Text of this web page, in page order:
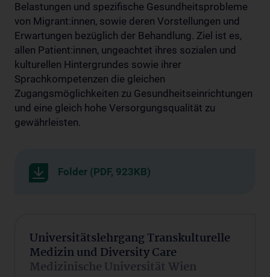
Belastungen und spezifische Gesundheitsprobleme
von Migrant:innen, sowie deren Vorstellungen und
Erwartungen bezüglich der Behandlung. Ziel ist es,
allen Patient:innen, ungeachtet ihres sozialen und
kulturellen Hintergrundes sowie ihrer
Sprachkompetenzen die gleichen
Zugangsmöglichkeiten zu Gesundheitseinrichtungen
und eine gleich hohe Versorgungsqualität zu
gewährleisten.
Folder (PDF, 923KB)
Universitätslehrgang Transkulturelle
Medizin und Diversity Care
Medizinische Universität Wien